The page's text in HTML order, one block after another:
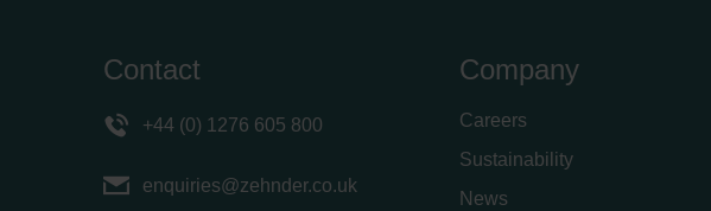
Contact
+44 (0) 1276 605 800
enquiries@zehnder.co.uk
Company
Careers
Sustainability
News